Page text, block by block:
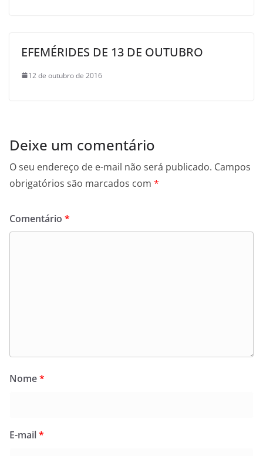
EFEMÉRIDES DE 13 DE OUTUBRO
12 de outubro de 2016
Deixe um comentário
O seu endereço de e-mail não será publicado. Campos
obrigatórios são marcados com *
Comentário *
Nome*
E-mail*